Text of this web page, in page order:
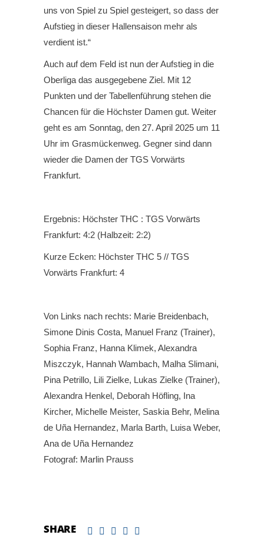
uns von Spiel zu Spiel gesteigert, so dass der
Aufstieg in dieser Hallensaison mehr als
verdient ist.“
Auch auf dem Feld ist nun der Aufstieg in die
Oberliga das ausgegebene Ziel. Mit 12
Punkten und der Tabellenführung stehen die
Chancen für die Höchster Damen gut. Weiter
geht es am Sonntag, den 27. April 2025 um 11
Uhr im Grasmückenweg. Gegner sind dann
wieder die Damen der TGS Vorwärts
Frankfurt.
Ergebnis: Höchster THC : TGS Vorwärts
Frankfurt: 4:2 (Halbzeit: 2:2)
Kurze Ecken: Höchster THC 5 // TGS
Vorwärts Frankfurt: 4
Von Links nach rechts: Marie Breidenbach,
Simone Dinis Costa, Manuel Franz (Trainer),
Sophia Franz, Hanna Klimek, Alexandra
Miszczyk, Hannah Wambach, Malha Slimani,
Pina Petrillo, Lili Zielke, Lukas Zielke (Trainer),
Alexandra Henkel, Deborah Höfling, Ina
Kircher, Michelle Meister, Saskia Behr, Melina
de Uña Hernandez, Marla Barth, Luisa Weber,
Ana de Uña Hernandez
Fotograf: Marlin Prauss
SHARE